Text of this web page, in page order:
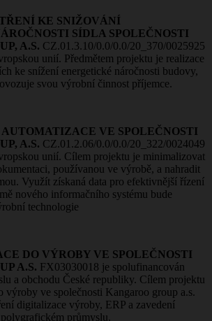
KE SNIŽOVÁNÍ
SÍDLA SPOLEČNOSTI
A.S. CZ.01.3.10/0.0/0.0/20_370/0025925
unií. Předmětem projektu je realizace
ke snížení energetické náročnosti budovy,
svou výrobní činnost příjemce.
VE SPOLEČNOSTI
A.S. CZ.01.2.06/0.0/0.0/20_322/0024049
unií. Cílem projektu je minimalizovat
používanou ve výrobě, a nahradit
Využít získaná data pro efektivnější řízení
nového informačního systému bude
technologie
DO VÝROBY VE SPOLEČNOSTI
A.S. FX03030018 je spolufinancován
a obchodu České republiky. Cílem projektu
výroby ve společnosti Kangaroo group a.s.
digitalizace výroby, ERP a zavedení
průmyslu.